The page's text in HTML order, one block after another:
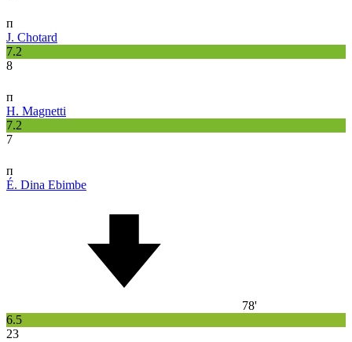
п
J. Chotard
7.2
8
п
H. Magnetti
7.2
7
п
É. Dina Ebimbe
78'
6.5
23